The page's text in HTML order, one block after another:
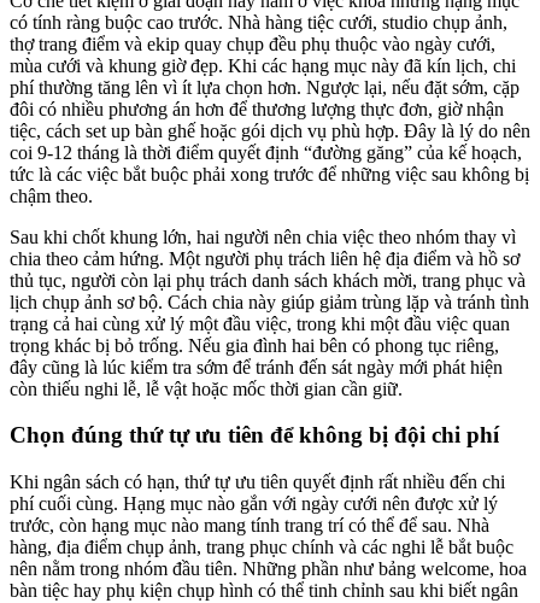
có tính ràng buộc cao trước. Nhà hàng tiệc cưới, studio chụp ảnh,
thợ trang điểm và ekip quay chụp đều phụ thuộc vào ngày cưới,
mùa cưới và khung giờ đẹp. Khi các hạng mục này đã kín lịch, chi
phí thường tăng lên vì ít lựa chọn hơn. Ngược lại, nếu đặt sớm, cặp
đôi có nhiều phương án hơn để thương lượng thực đơn, giờ nhận
tiệc, cách set up bàn ghế hoặc gói dịch vụ phù hợp. Đây là lý do nên
coi 9-12 tháng là thời điểm quyết định “đường găng” của kế hoạch,
tức là các việc bắt buộc phải xong trước để những việc sau không bị
chậm theo.
Sau khi chốt khung lớn, hai người nên chia việc theo nhóm thay vì
chia theo cảm hứng. Một người phụ trách liên hệ địa điểm và hồ sơ
thủ tục, người còn lại phụ trách danh sách khách mời, trang phục và
lịch chụp ảnh sơ bộ. Cách chia này giúp giảm trùng lặp và tránh tình
trạng cả hai cùng xử lý một đầu việc, trong khi một đầu việc quan
trọng khác bị bỏ trống. Nếu gia đình hai bên có phong tục riêng,
đây cũng là lúc kiểm tra sớm để tránh đến sát ngày mới phát hiện
còn thiếu nghi lễ, lễ vật hoặc mốc thời gian cần giữ.
Chọn đúng thứ tự ưu tiên để không bị đội chi phí
Khi ngân sách có hạn, thứ tự ưu tiên quyết định rất nhiều đến chi
phí cuối cùng. Hạng mục nào gắn với ngày cưới nên được xử lý
trước, còn hạng mục nào mang tính trang trí có thể để sau. Nhà
hàng, địa điểm chụp ảnh, trang phục chính và các nghi lễ bắt buộc
nên nằm trong nhóm đầu tiên. Những phần như bảng welcome, hoa
bàn tiệc hay phụ kiện chụp hình có thể tinh chỉnh sau khi biết ngân